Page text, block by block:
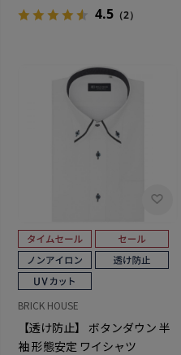
4.5（2）
BRICK HOUSE
【透け防止】 ボタンダウン 半
袖 形態安定 ワイシャツ